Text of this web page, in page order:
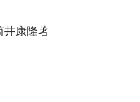
康隆著